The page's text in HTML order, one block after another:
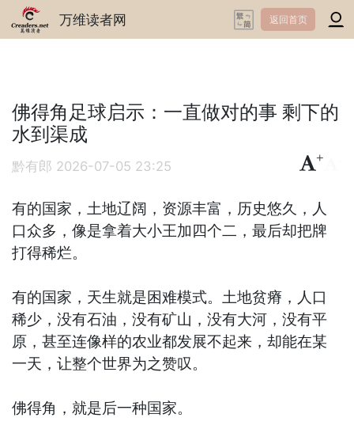
万维读者网 返回首页
佛得角足球启示：一直做对的事 剩下的
水到渠成
黔有郎 2026-07-05 23:25
+
有的国家，土地辽阔，资源丰富，历史悠久，人
口众多，像是拿着大小王加四个二，最后却把牌
打得稀烂。
有的国家，天生就是困难模式。土地贫瘠，人口
稀少，没有石油，没有矿山，没有大河，没有平
原，甚至连像样的农业都发展不起来，却能在某
一天，让整个世界为之赞叹。
佛得角，就是后一种国家。